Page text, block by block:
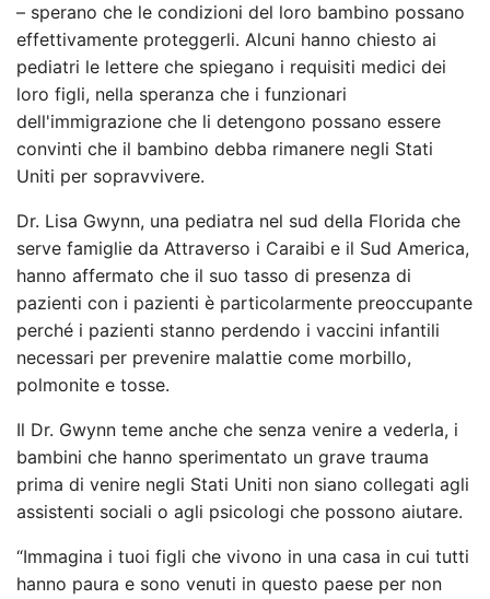
– sperano che le condizioni del loro bambino possano
effettivamente proteggerli. Alcuni hanno chiesto ai
pediatri le lettere che spiegano i requisiti medici dei
loro figli, nella speranza che i funzionari
dell'immigrazione che li detengono possano essere
convinti che il bambino debba rimanere negli Stati
Uniti per sopravvivere.
Dr. Lisa Gwynn, una pediatra nel sud della Florida che
serve famiglie da Attraverso i Caraibi e il Sud America,
hanno affermato che il suo tasso di presenza di
pazienti con i pazienti è particolarmente preoccupante
perché i pazienti stanno perdendo i vaccini infantili
necessari per prevenire malattie come morbillo,
polmonite e tosse.
Il Dr. Gwynn teme anche che senza venire a vederla, i
bambini che hanno sperimentato un grave trauma
prima di venire negli Stati Uniti non siano collegati agli
assistenti sociali o agli psicologi che possono aiutare.
“Immagina i tuoi figli che vivono in una casa in cui tutti
hanno paura e sono venuti in questo paese per non